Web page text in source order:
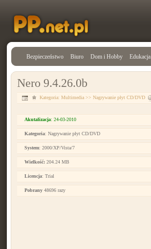
Bezpieczeństwo Biuro Dom i Hobby Edukacja
Nero 9.4.26.0b
Kategoria: Multimedia >> Nagrywanie płyt CD/DVD
Akutalizacja: 24-03-2010
Kategoria: Nagrywanie płyt CD/DVD
System: 2000/XP/Vista/7
Wielkość: 204.24 MB
Licencja: Trial
Pobrany 48696 razy